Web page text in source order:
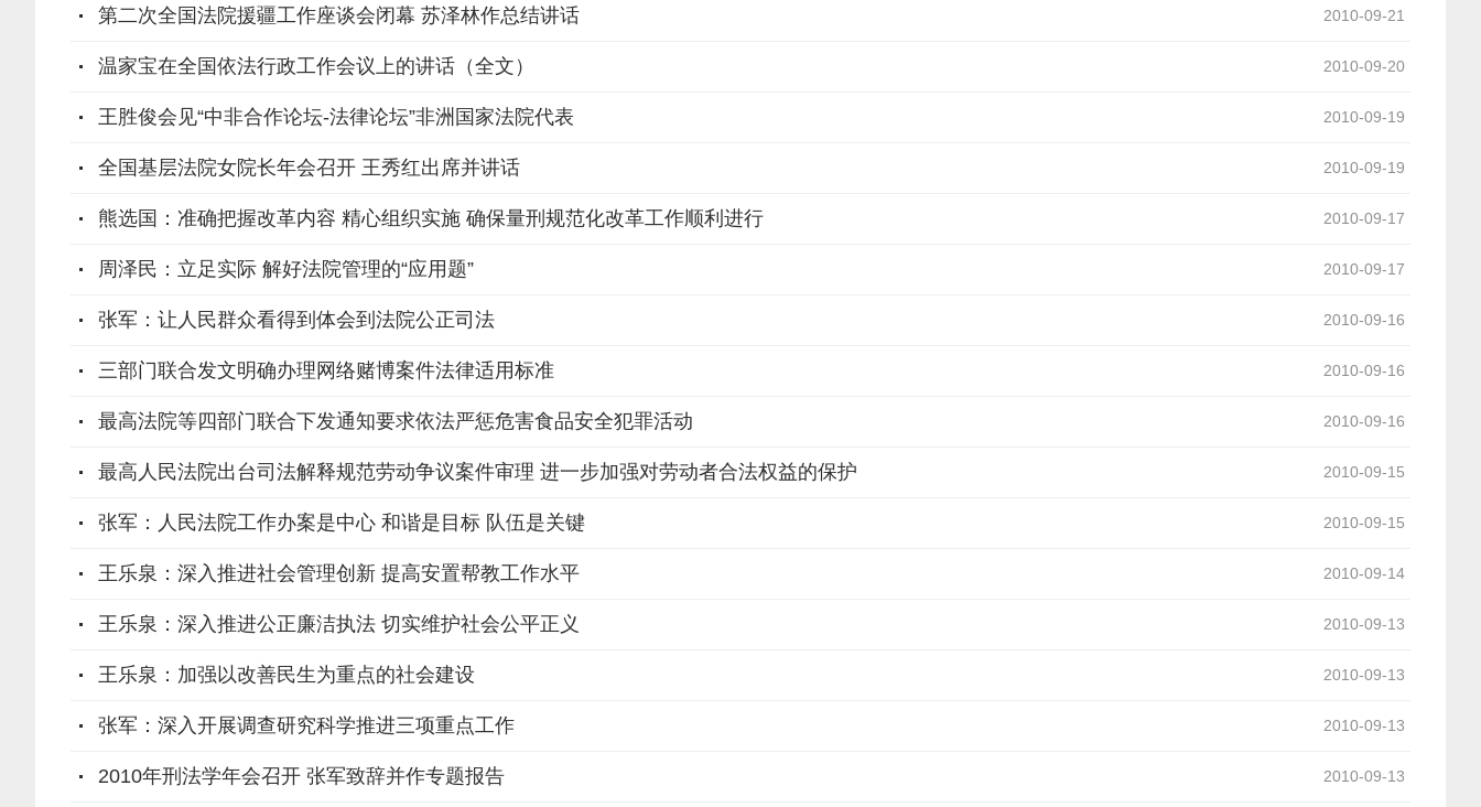
第二次全国法院援疆工作座谈会闭幕 苏泽林作总结讲话 2010-09-21
温家宝在全国依法行政工作会议上的讲话（全文） 2010-09-20
王胜俊会见“中非合作论坛-法律论坛”非洲国家法院代表 2010-09-19
全国基层法院女院长年会召开 王秀红出席并讲话 2010-09-19
熊选国：准确把握改革内容 精心组织实施 确保量刑规范化改革工作顺利进行 2010-09-17
周泽民：立足实际 解好法院管理的“应用题” 2010-09-17
张军：让人民群众看得到体会到法院公正司法 2010-09-16
三部门联合发文明确办理网络赌博案件法律适用标准 2010-09-16
最高法院等四部门联合下发通知要求依法严惩危害食品安全犯罪活动 2010-09-16
最高人民法院出台司法解释规范劳动争议案件审理 进一步加强对劳动者合法权益的保护 2010-09-15
张军：人民法院工作办案是中心 和谐是目标 队伍是关键 2010-09-15
王乐泉：深入推进社会管理创新 提高安置帮教工作水平 2010-09-14
王乐泉：深入推进公正廉洁执法 切实维护社会公平正义 2010-09-13
王乐泉：加强以改善民生为重点的社会建设 2010-09-13
张军：深入开展调查研究科学推进三项重点工作 2010-09-13
2010年刑法学年会召开 张军致辞并作专题报告 2010-09-13